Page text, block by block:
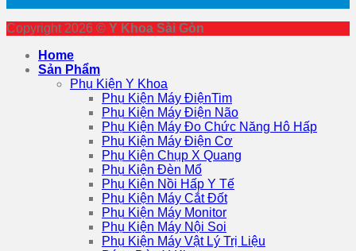
Copyright 2026 © Y Khoa Sài Gòn
Home
Sản Phẩm
Phụ Kiện Y Khoa
Phụ Kiện Máy ĐiệnTim
Phụ Kiện Máy Điện Não
Phụ Kiện Máy Đo Chức Năng Hô Hấp
Phụ Kiện Máy Điện Cơ
Phụ Kiện Chụp X Quang
Phụ Kiện Đèn Mổ
Phụ Kiện Nồi Hấp Y Tế
Phụ Kiện Máy Cắt Đốt
Phụ Kiện Máy Monitor
Phụ Kiện Máy Nội Soi
Phụ Kiện Máy Vật Lý Trị Liệu